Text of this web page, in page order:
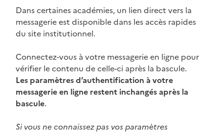
Dans certaines académies, un lien direct vers la
messagerie est disponible dans les accès rapides
du site institutionnel.
Connectez-vous à votre messagerie en ligne pour
vérifier le contenu de celle-ci après la bascule.
Les paramètres d’authentification à votre
messagerie en ligne restent inchangés après la
bascule.
Si vous ne connaissez pas vos paramètres